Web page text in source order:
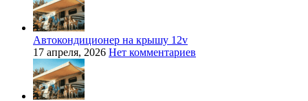
Автокондиционер на крышу 12v
17 апреля, 2026 Нет комментариев